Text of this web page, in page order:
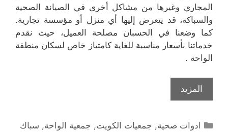
المجاري وغيرها من مشاكل أخرى في الصيانة الصحية
والسباكة، قد يتعرض إليها أي منزل أو مؤسسة تجارية.
كما وضعنا في الحسبان مصلحة العميل، حيث نقدم
خدماتنا بأسعار مناسبة للغاية كامتياز خاص لسكان منطقة
الواحة .
المزيد
التصنيفات
ادوات صحية, جمعيات الكويت, جمعية الواحة, سباك